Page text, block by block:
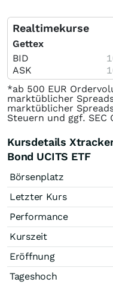
Realtimekurse
Gettex
BID
ASK
*ab 500 EUR
marktüblicher
marktüblicher
Steuern und ggf. SEC
Kursdetails
Bond UCITS ETF
Börsenplatz
Letzter Kurs
Performance
Kurszeit
Eröffnung
Tageshoch